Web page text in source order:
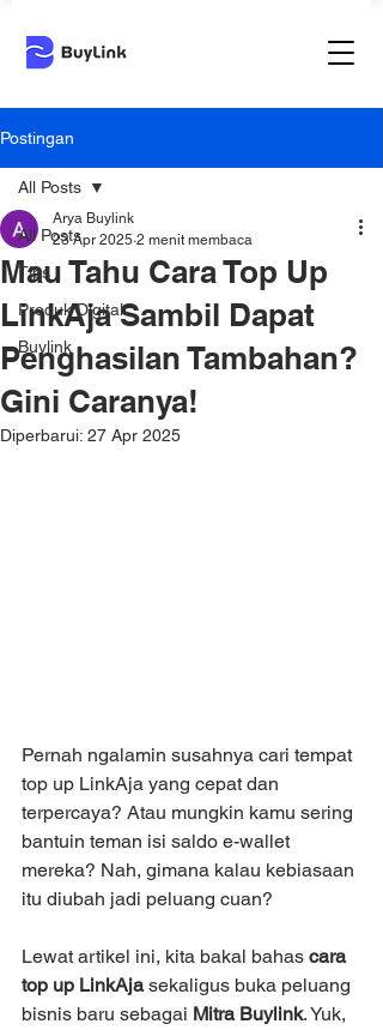
Postingan
All Posts
Tips
Produk Digital
Buylink
All Posts
Mau Tahu Cara Top Up
LinkAja Sambil Dapat
Penghasilan Tambahan?
Gini Caranya!
Arya Buylink
23 Apr 2025 2 menit membaca
Diperbarui: 27 Apr 2025
Pernah ngalamin susahnya cari tempat
top up LinkAja yang cepat dan
terpercaya? Atau mungkin kamu sering
bantuin teman isi saldo e-wallet
mereka? Nah, gimana kalau kebiasaan
itu diubah jadi peluang cuan?
Lewat artikel ini, kita bakal bahas cara
top up LinkAja sekaligus buka peluang
bisnis baru sebagai Mitra Buylink. Yuk,